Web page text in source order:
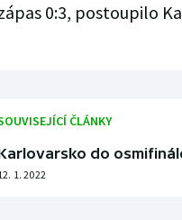
0:3, postoupilo
ČLÁNKY
do
1. 2022